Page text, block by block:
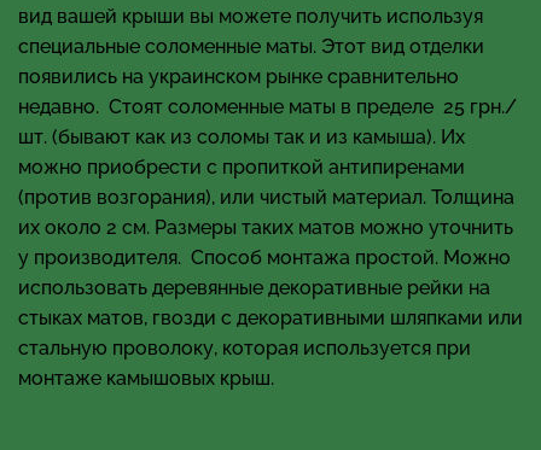
вид вашей крыши вы можете получить используя
специальные соломенные маты. Этот вид отделки
появились на украинском рынке сравнительно
недавно. Стоят соломенные маты в пределе 25 грн./
шт. (бывают как из соломы так и из камыша). Их
можно приобрести с пропиткой антипиренами
(против возгорания), или чистый материал. Толщина
их около 2 см. Размеры таких матов можно уточнить
у производителя. Способ монтажа простой. Можно
использовать деревянные декоративные рейки на
стыках матов, гвозди с декоративными шляпками или
стальную проволоку, которая используется при
монтаже камышовых крыш.